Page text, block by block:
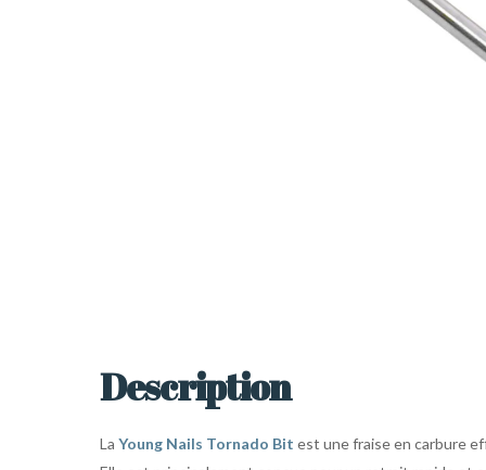
Description
La Young Nails Tornado Bit est une fraise en carbure